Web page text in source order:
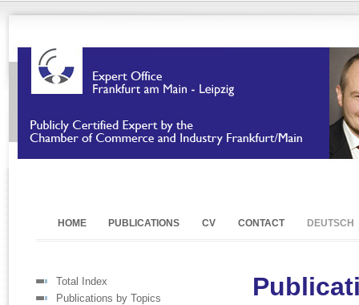
HOME PUBLICATIONS CV CONTACT DEUTSCH
Total Index
Publications by Topics